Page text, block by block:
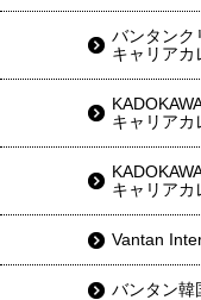
バンタンク
キャリアカ
キャリアカ
キャリアカ
Vantan
バンタン韓